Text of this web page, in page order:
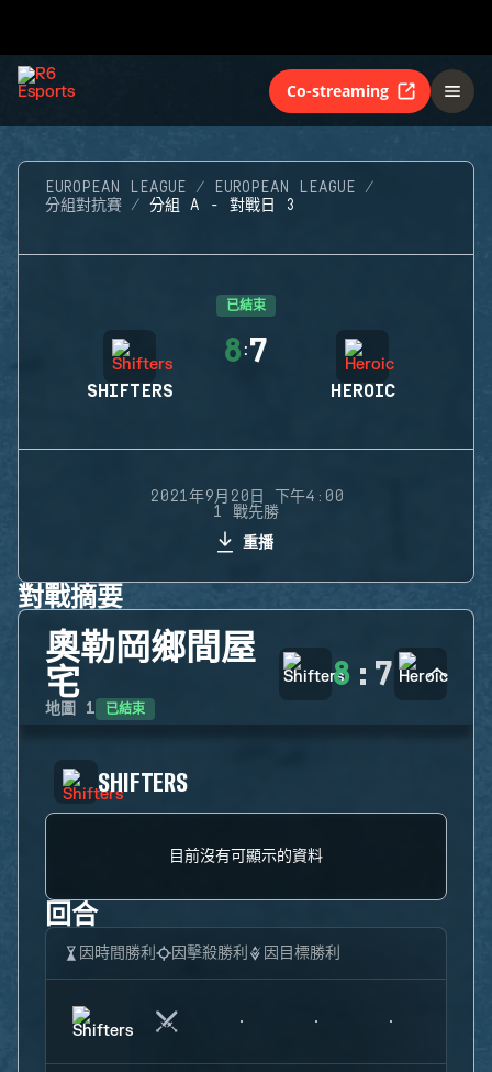
Co-streaming
EUROPEAN LEAGUE
EUROPEAN LEAGUE
分組對抗賽
分組 A - 對戰日 3
已結束
SHIFTERS
8 :7
HEROIC
2021年9月20日 下午4:00
1 戰先勝
重播
對戰摘要
奧勒岡鄉間屋
宅
地圖 1 已結束
8 : 7
SHIFTERS
目前沒有可顯示的資料
回合
因時間勝利 因擊殺勝利 因目標勝利